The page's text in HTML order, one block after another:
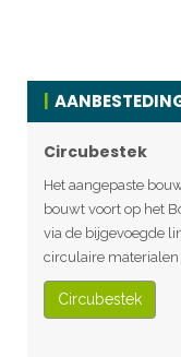
Circubestek
Het aangepaste
bouwt voort op het
via de bijgevoegde
circulaire materialen
Circubestek